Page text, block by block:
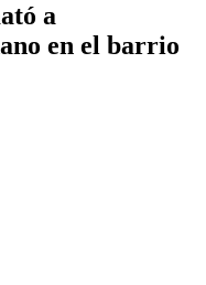
a
en el barrio